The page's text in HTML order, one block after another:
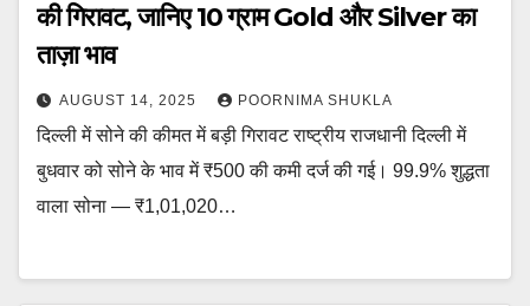
की गिरावट, जानिए 10 ग्राम Gold और Silver का
ताज़ा भाव
AUGUST 14, 2025 POORNIMA SHUKLA
दिल्ली में सोने की कीमत में बड़ी गिरावट राष्ट्रीय राजधानी दिल्ली में
बुधवार को सोने के भाव में ₹500 की कमी दर्ज की गई। 99.9% शुद्धता
वाला सोना — ₹1,01,020…